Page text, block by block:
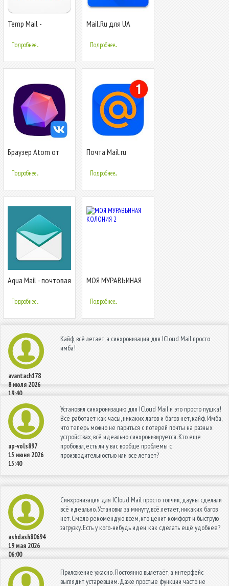
Temp Mail -
временная
одноразовая почта
Подробнее...
Mail.Ru для UA
Подробнее...
Браузер Atom от
Подробнее...
Почта Mail.ru
Подробнее...
Aqua Mail - почтовая
Подробнее...
МОЯ МУРАВЬИНАЯ
Подробнее...
avantach178
8 июля 2026
19:40
Кайф, всё летает, а синхронизация для ICloud Mail просто
имба!
ap-vols897
15 июня 2026
15:40
Установил синхронизацию для ICloud Mail и это просто пушка!
Всё работает как часы, никаких лагов и багов нет, кайф. Имба,
что теперь можно не париться с потерей почты на разных
устройствах, всё идеально синхронизируется. Кто еще
пробовал, есть ли у вас вообще проблемы с
производительностью или все летает?
ashdash80694
19 мая 2026
06:00
Синхронизация для ICloud Mail просто топчик, дауны сделали
всё идеально. Установил за минуту, всё летает, никаких багов
нет. Смело рекомендую всем, кто ценит комфорт и быструю
загрузку. Есть у кого-нибудь идеи, как сделать ещё удобнее?
Приложение ужасно. Постоянно вылетаёт, а интерфейс
выглядит устаревшим. Даже простые функции часто не